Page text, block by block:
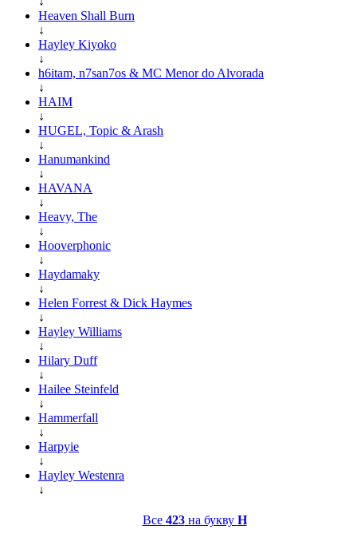
Heaven Shall Burn
↓
Hayley Kiyoko
↓
h6itam, n7san7os & MC Menor do Alvorada
↓
HAIM
↓
HUGEL, Topic & Arash
↓
Hanumankind
↓
HAVANA
↓
Heavy, The
↓
Hooverphonic
↓
Haydamaky
↓
Helen Forrest & Dick Haymes
↓
Hayley Williams
↓
Hilary Duff
↓
Hailee Steinfeld
↓
Hammerfall
↓
Harpyie
↓
Hayley Westenra
↓
Все 423на букву H